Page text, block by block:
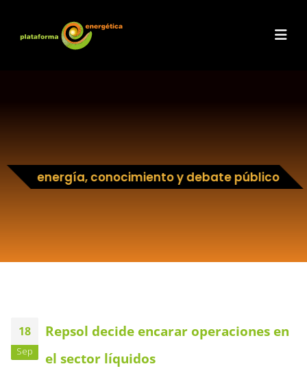
energía, conocimiento y debate público
18
Sep
Repsol decide encarar operaciones en
el sector líquidos